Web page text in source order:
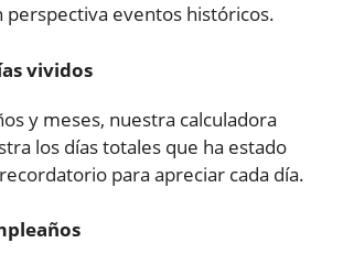
perspectiva eventos históricos.
vividos
y meses, nuestra calculadora
los días totales que ha estado
para apreciar cada día.